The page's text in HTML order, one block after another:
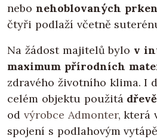
nebo nehoblovaných prken
čtyři podlaží včetně
Na žádost majitelů bylo v
maximum přírodních
zdravého životního klima. I
celém objektu použitá
od výrobce Admonter, která
spojení s podlahovým